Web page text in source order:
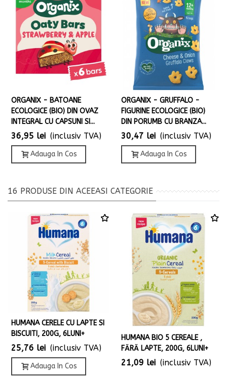
ORGANIX - BATOANE
ECOLOGICE (BIO) DIN OVAZ
INTEGRAL CU CAPSUNI SI...
36,95 lei (inclusiv TVA)
Adauga In Cos
ORGANIX - GRUFFALO -
FIGURINE ECOLOGICE (BIO)
DIN PORUMB CU BRANZA...
30,47 lei (inclusiv TVA)
Adauga In Cos
16 PRODUSE DIN ACEEASI CATEGORIE
HUMANA CERELE CU LAPTE SI
BISCUITI, 200G, 6LUNI+
25,76 lei (inclusiv TVA)
Adauga In Cos
HUMANA BIO 5 CEREALE ,
FĂRĂ LAPTE, 200G, 6LUNI+
21,09 lei (inclusiv TVA)